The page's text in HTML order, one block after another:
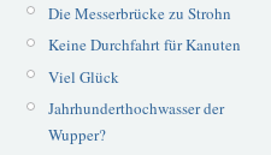
Die Messerbrücke zu Strohn
Keine Durchfahrt für Kanuten
Viel Glück
Jahrhunderthochwasser der
Wupper?